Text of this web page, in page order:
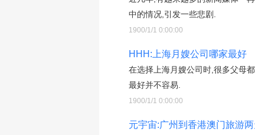
中的情况,引发一些悲剧.
1900/1/1 0:00:00
HHH:上海月嫂公司哪家最好
在选择上海月嫂公司时,很多父母
最好并不容易.
1900/1/1 0:00:00
元宇宙:广州到香港澳门旅游